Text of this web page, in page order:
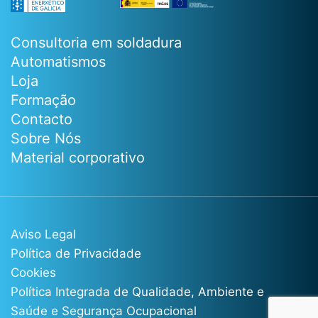
Consultoria em soldadura
Automatismos
Loja
Formação
Contacto
Sobre Nós
Material corporativo
Aviso Legal
Política de Privacidade
Cookies
Política Integrada de Qualidade, Ambiente e
Saúde e Segurança Ocupacional